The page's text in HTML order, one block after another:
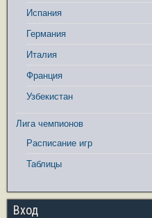
Испания
Германия
Италия
Франция
Узбекистан
Лига чемпионов
Расписание игр
Таблицы
Вход